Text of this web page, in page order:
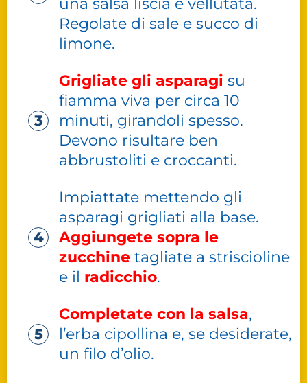
una salsa liscia e vellutata.
Regolate di sale e succo di
limone.
Grigliate gli asparagi su
fiamma viva per circa 10
minuti, girandoli spesso.
Devono risultare ben
abbrustoliti e croccanti.
Impiattate mettendo gli
asparagi grigliati alla base.
Aggiungete sopra le
zucchine tagliate a striscioline
e il radicchio.
Completate con la salsa,
l’erba cipollina e, se desiderate,
un filo d’olio.